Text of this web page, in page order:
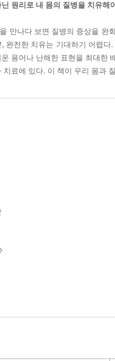
원리로 내 몸의 질병을 치유해
만나다 보면 질병의 증상을 완
완전한 치유는 기대하기 어렵다.
용어나 난해한 표현을 최대한
치료에 있다. 이 책이 우리 몸과